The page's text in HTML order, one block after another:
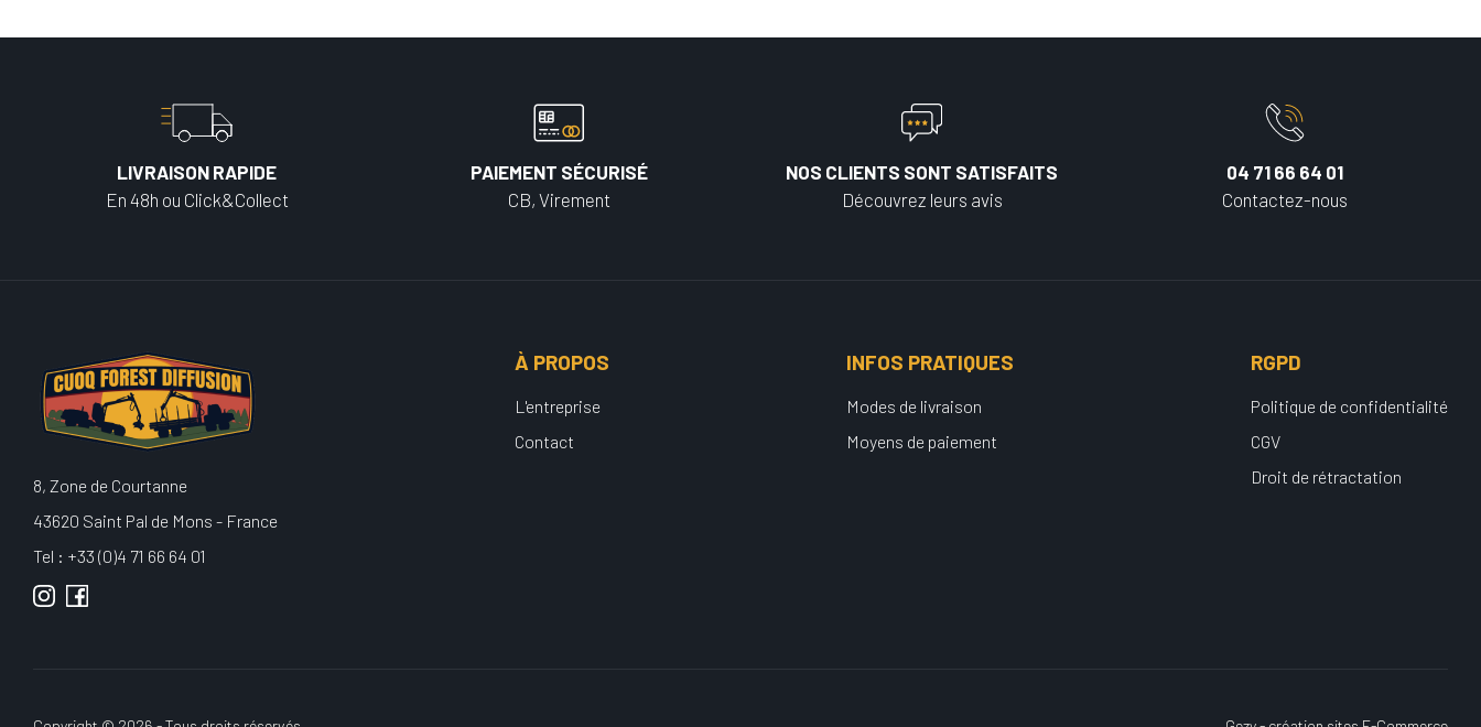
LIVRAISON RAPIDE
En 48h ou Click&Collect
PAIEMENT SÉCURISÉ
CB, Virement
NOS CLIENTS SONT SATISFAITS
Découvrez leurs avis
04 71 66 64 01
Contactez-nous
8, Zone de Courtanne
43620 Saint Pal de Mons - France
Tel : +33 (0)4 71 66 64 01
À PROPOS
L'entreprise
Contact
INFOS PRATIQUES
Modes de livraison
Moyens de paiement
RGPD
Politique de confidentialité
CGV
Droit de rétractation